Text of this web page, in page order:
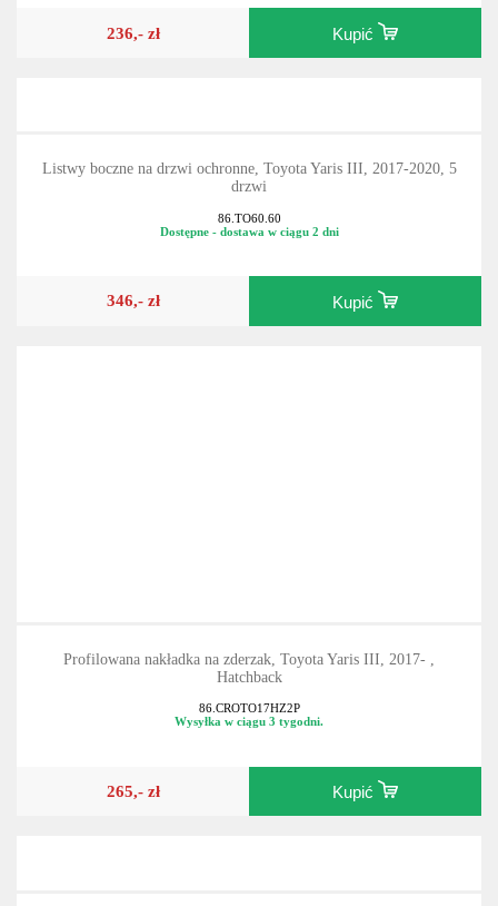
236,- zł Kupić
Listwy boczne na drzwi ochronne, Toyota Yaris III, 2017-2020, 5
drzwi
86.TO60.60
Dostępne - dostawa w ciągu 2 dni
346,- zł Kupić
Profilowana nakładka na zderzak, Toyota Yaris III, 2017- ,
Hatchback
86.CROTO17HZ2P
Wysyłka w ciągu 3 tygodni.
265,- zł Kupić